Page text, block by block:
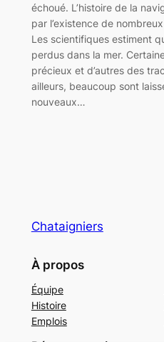
échoué. L’histoire de la
par l’existence de
Les scientifiques estiment
perdus dans la mer.
précieux et d’autres des
ailleurs, beaucoup sont
nouveaux…
Chataigniers
À propos
Équipe
Histoire
Emplois